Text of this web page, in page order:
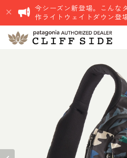
今シーズン新登場。こんな
作ライトウェイトダウン登